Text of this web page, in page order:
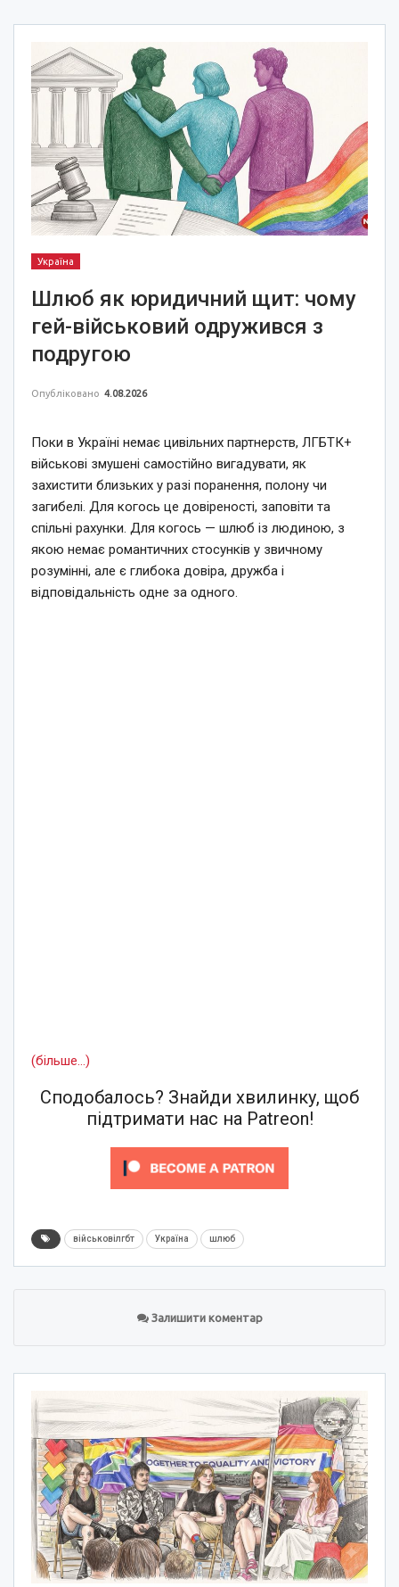
Україна
Шлюб як юридичний щит: чому
гей-військовий одружився з
подругою
Опубліковано 4.08.2026
Поки в Україні немає цивільних партнерств, ЛГБТК+
військові змушені самостійно вигадувати, як
захистити близьких у разі поранення, полону чи
загибелі. Для когось це довіреності, заповіти та
спільні рахунки. Для когось — шлюб із людиною, з
якою немає романтичних стосунків у звичному
розумінні, але є глибока довіра, дружба і
відповідальність одне за одного.
(більше…)
Сподобалось? Знайди хвилинку, щоб
підтримати нас на Patreon!
військовілгбт Україна шлюб
Залишити коментар